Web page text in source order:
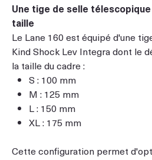
Une tige de selle
taille
Le Lane 160 est équipé d'une
Kind Shock Lev Integra dont le
la taille du cadre :
S : 100 mm
M : 125 mm
L : 150 mm
XL : 175 mm
Cette configuration permet